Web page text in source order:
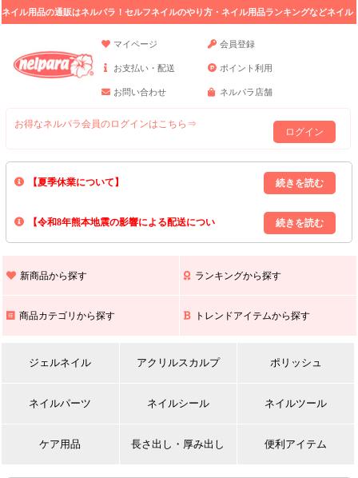
ネイル用品の通販はネルパラ！セルフネイルのやり方・ネイル用品ランキングなどネイル
マイページ
会員登録
お支払い・配送 ポイント利用
お問い合わせ ネルパラ店舗
お得なネルパラ会員のログインはこちら⇒
ログイン
【夏季休業について】
8/13(木)～8/16(日)の間｢出荷業務・お問い合わせ業務｣はお休みいたしま
上記期間中のご注文・お問い合わせは8/17(月)以降の対応となりますので
【令和8年熊本地震の影響による配送につい
また､ 九州全域でお荷物のお届けに遅延が生じております｡
新商品から探す ランキングから探す
商品カテゴリから探す トレンドアイテムから探す
ジェルネイル アクリルスカルプ ポリッシュ
ネイルパーツ ネイルシール ネイルツール
ケア用品 長さ出し・厚み出し 便利アイテム